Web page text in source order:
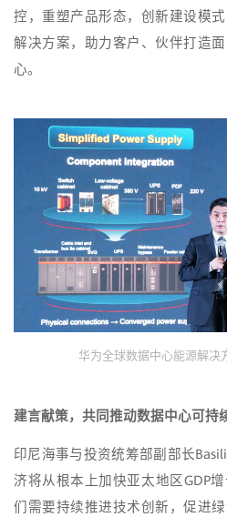
控，重塑产品形态，创新建设模
解决方案，助力客户、伙伴打造
心。
华为全球数据中心能源解决
建言献策，共同推动数据中心可持
印尼海事与投资统筹部副部长
济将从根本上加快亚太地区GDP
们需要持续推进技术创新，促进